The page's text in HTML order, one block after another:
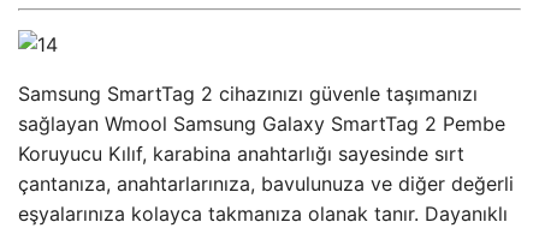
Samsung SmartTag 2 cihazınızı güvenle taşımanızı
sağlayan Wmool Samsung Galaxy SmartTag 2 Pembe
Koruyucu Kılıf, karabina anahtarlığı sayesinde sırt
çantanıza, anahtarlarınıza, bavulunuza ve diğer değerli
eşyalarınıza kolayca takmanıza olanak tanır. Dayanıklı